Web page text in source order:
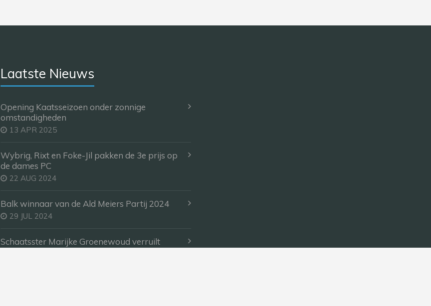
Laatste Nieuws
Opening Kaatsseizoen onder zonnige
omstandigheden
13 APR 2025
Wybrig, Rixt en Foke-Jil pakken de 3e prijs op
de dames PC
22 AUG 2024
Balk winnaar van de Ald Meiers Partij 2024
29 JUL 2024
Schaatsster Marijke Groenewoud verruilt